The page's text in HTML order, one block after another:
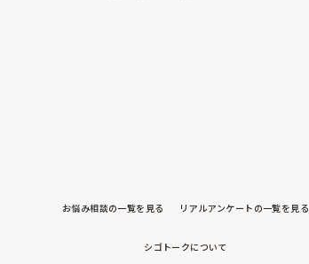
お悩み相談の一覧を見る リアルアンケートの一覧を見る
シゴトークについて